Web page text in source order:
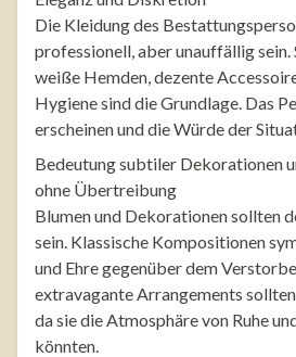
Die Kleidung des
professionell, aber unauffällig sein.
weiße Hemden, dezente
Hygiene sind die Grundlage. Das
erscheinen und die Würde der
Bedeutung subtiler Dekorationen
ohne Übertreibung
Blumen und Dekorationen sollten
sein. Klassische Kompositionen
und Ehre gegenüber dem
extravagante Arrangements
da sie die Atmosphäre von Ruhe
könnten.